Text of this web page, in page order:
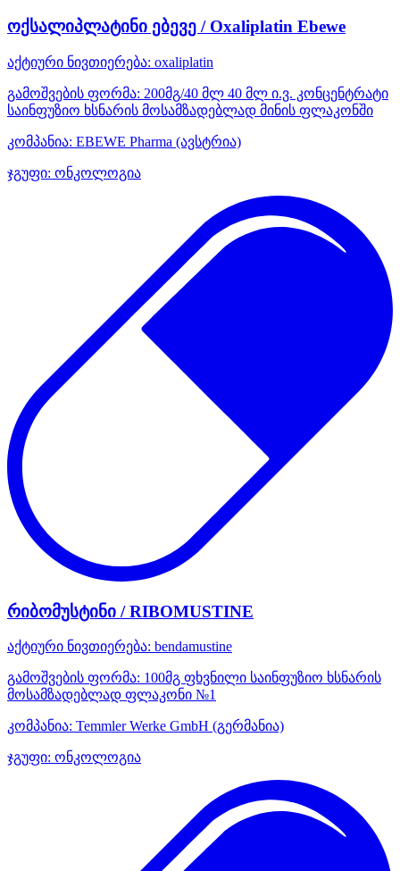
ოქსალიპლატინი ებევე / Oxaliplatin Ebewe
აქტიური ნივთიერება: oxaliplatin
გამოშვების ფორმა: 200მგ/40 მლ 40 მლ ი.ვ. კონცენტრატი
საინფუზიო ხსნარის მოსამზადებლად მინის ფლაკონში
კომპანია: EBEWE Pharma (ავსტრია)
ჯგუფი: ონკოლოგია
რიბომუსტინი / RIBOMUSTINE
აქტიური ნივთიერება: bendamustine
გამოშვების ფორმა: 100მგ ფხვნილი საინფუზიო ხსნარის
მოსამზადებლად ფლაკონი №1
კომპანია: Temmler Werke GmbH (გერმანია)
ჯგუფი: ონკოლოგია